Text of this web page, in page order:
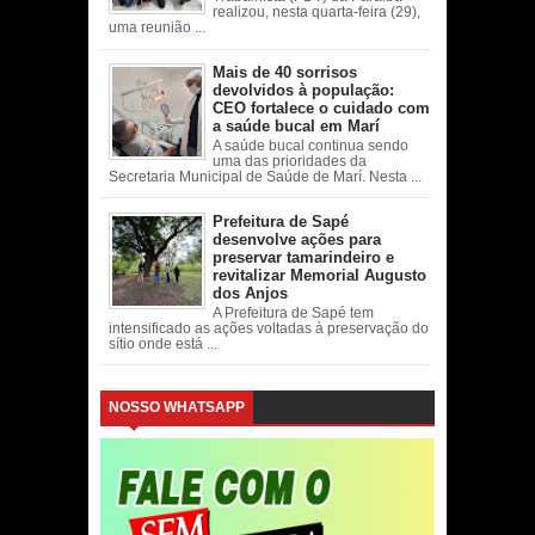
realizou, nesta quarta-feira (29),
uma reunião ...
Mais de 40 sorrisos
devolvidos à população:
CEO fortalece o cuidado com
a saúde bucal em Marí
A saúde bucal continua sendo
uma das prioridades da
Secretaria Municipal de Saúde de Marí. Nesta ...
Prefeitura de Sapé
desenvolve ações para
preservar tamarindeiro e
revitalizar Memorial Augusto
dos Anjos
A Prefeitura de Sapé tem
intensificado as ações voltadas à preservação do
sítio onde está ...
NOSSO WHATSAPP